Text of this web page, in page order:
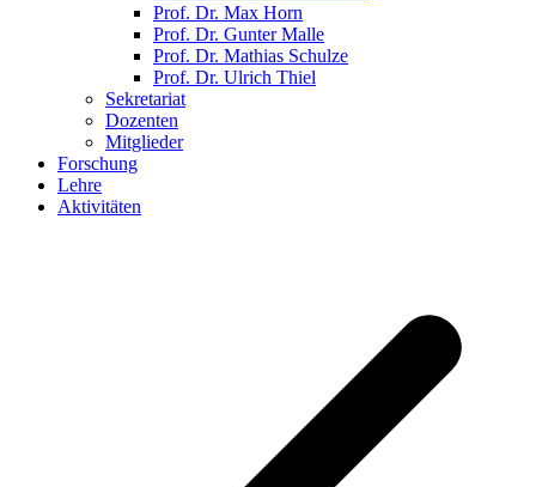
Prof. Dr. Max Horn
Prof. Dr. Gunter Malle
Prof. Dr. Mathias Schulze
Prof. Dr. Ulrich Thiel
Sekretariat
Dozenten
Mitglieder
Forschung
Lehre
Aktivitäten